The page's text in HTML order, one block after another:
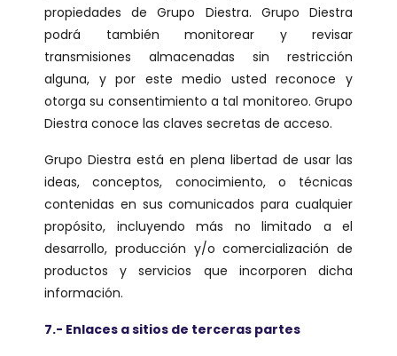
propiedades de Grupo Diestra. Grupo Diestra
podrá también monitorear y revisar
transmisiones almacenadas sin restricción
alguna, y por este medio usted reconoce y
otorga su consentimiento a tal monitoreo. Grupo
Diestra conoce las claves secretas de acceso.
Grupo Diestra está en plena libertad de usar las
ideas, conceptos, conocimiento, o técnicas
contenidas en sus comunicados para cualquier
propósito, incluyendo más no limitado a el
desarrollo, producción y/o comercialización de
productos y servicios que incorporen dicha
información.
7.- Enlaces a sitios de terceras partes